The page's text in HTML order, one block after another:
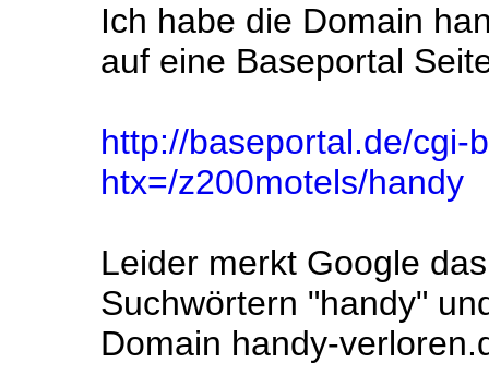
Ich habe die Domain
auf eine Baseportal
http://baseportal.de/cgi-
htx=/z200motels/handy
Leider merkt Google
Suchwörtern "handy"
Domain handy-